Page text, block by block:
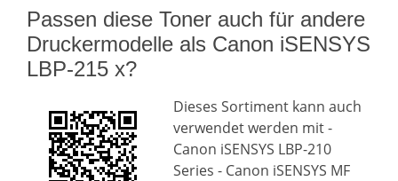
Passen diese Toner auch für andere
Druckermodelle als Canon iSENSYS
LBP-215 x?
Dieses Sortiment kann auch
verwendet werden mit -
Canon iSENSYS LBP-210
Series - Canon iSENSYS MF